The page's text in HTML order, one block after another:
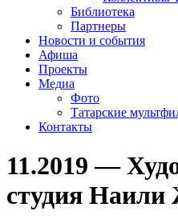
Библиотека
Партнеры
Новости и события
Афиша
Проекты
Медиа
Фото
Татарские
Контакты
11.2019 —
студия